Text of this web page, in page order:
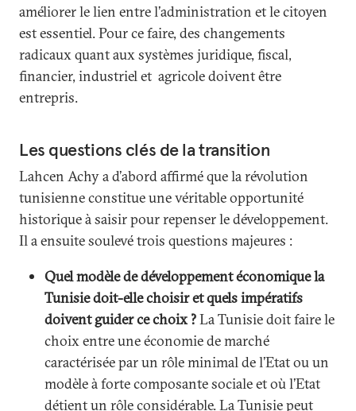
améliorer le lien entre l’administration et le citoyen
est essentiel. Pour ce faire, des changements
radicaux quant aux systèmes juridique, fiscal,
financier, industriel et agricole doivent être
entrepris.
Les questions clés de la transition
Lahcen Achy a d’abord affirmé que la révolution
tunisienne constitue une véritable opportunité
historique à saisir pour repenser le développement.
Il a ensuite soulevé trois questions majeures :
Quel modèle de développement économique la
Tunisie doit-elle choisir et quels impératifs
doivent guider ce choix ?La Tunisie doit faire le
choix entre une économie de marché
caractérisée par un rôle minimal de l’Etat ou un
modèle à forte composante sociale et où l’Etat
détient un rôle considérable. La Tunisie peut